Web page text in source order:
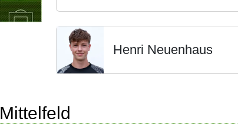
Henri Neuenhaus
Mittelfeld